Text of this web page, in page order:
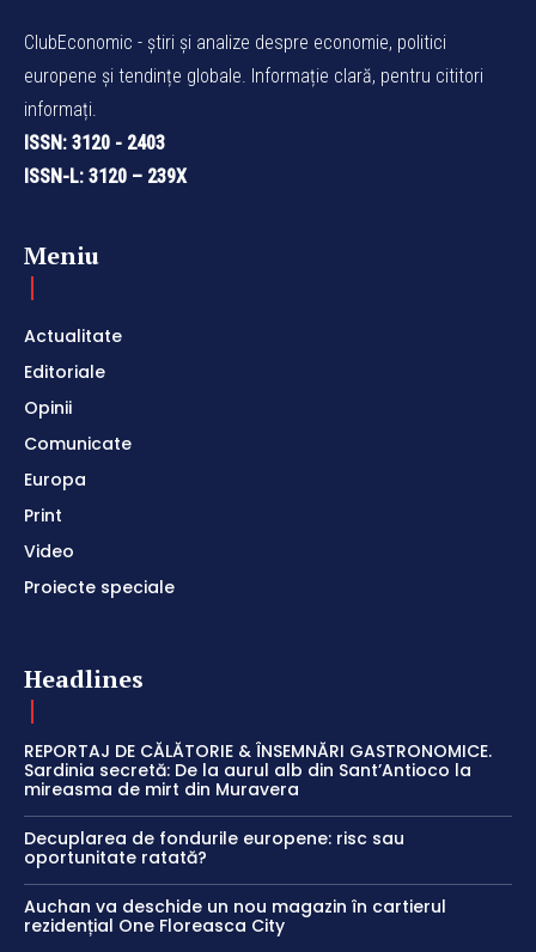
ClubEconomic - știri și analize despre economie, politici
europene și tendințe globale. Informație clară, pentru cititori
informați.
ISSN: 3120 - 2403
ISSN-L: 3120 – 239X
Meniu
Actualitate
Editoriale
Opinii
Comunicate
Europa
Print
Video
Proiecte speciale
Headlines
REPORTAJ DE CĂLĂTORIE & ÎNSEMNĂRI GASTRONOMICE.
Sardinia secretă: De la aurul alb din Sant’Antioco la
mireasma de mirt din Muravera
Decuplarea de fondurile europene: risc sau
oportunitate ratată?
Auchan va deschide un nou magazin în cartierul
rezidențial One Floreasca City